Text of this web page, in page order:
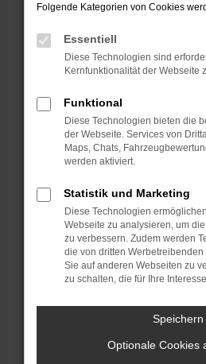
Beim Laden ist ein Fehler
Hier sind ein paar Tipps, die
Überprüfe deine
Laden andere
deine Suchmaschine?
Prüfe deine
Manche Erweiterungen,
können das Laden
verhindern.
anderen Browser oder
Fenster?
Starte dein Gerät neu.
vorübergehende
Betriebssystem auf
Folgende Kategorien von Cookies
Essentiell
Diese Technologien sind
Kernfunktionalität der Webseite
Funktional
Diese Technologien bieten die
der Webseite. Services von
Maps, Chats,
werden aktiviert.
Statistik und Marketing
Diese Technologien
Webseite zu analysieren, um
zu verbessern. Zudem werden
die von dritten
Sie auf anderen Webseiten zu
zu schalten, die für Ihre
Speichern
Optionale Cookies